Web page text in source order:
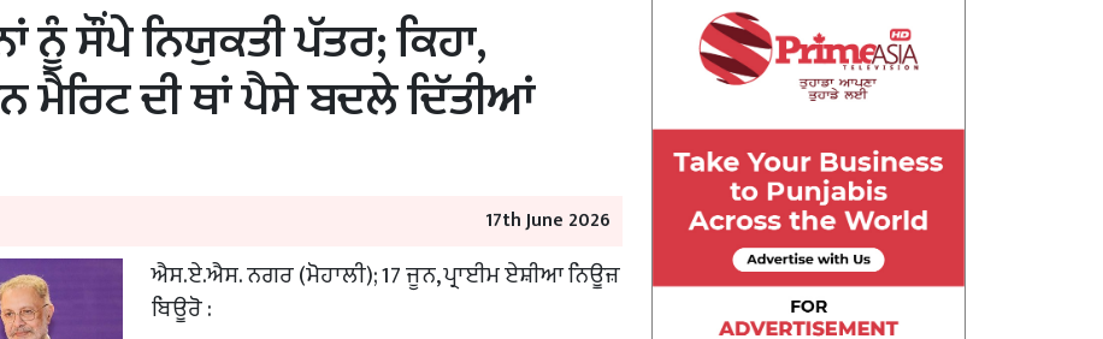
ਨੂੰ ਸੌਂਪੇ ਨਿਯੁਕਤੀ ਪੱਤਰ; ਕਿਹਾ,
ਮੈਰਿਟ ਦੀ ਥਾਂ ਪੈਸੇ ਬਦਲੇ ਦਿੱਤੀਆਂ
17th June 2026
ਐਸ.ਏ.ਐਸ. ਨਗਰ (ਮੋਹਾਲੀ); 17 ਜੂਨ, ਪ੍ਰਾਈਮ ਏਸ਼ੀਆ ਨਿਊਜ਼
ਬਿਊਰੋ :